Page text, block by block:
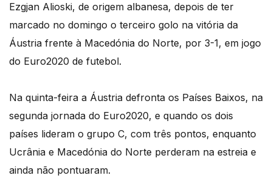
Ezgjan Alioski, de origem albanesa, depois de ter
marcado no domingo o terceiro golo na vitória da
Áustria frente à Macedónia do Norte, por 3-1, em jogo
do Euro2020 de futebol.
Na quinta-feira a Áustria defronta os Países Baixos, na
segunda jornada do Euro2020, e quando os dois
países lideram o grupo C, com três pontos, enquanto
Ucrânia e Macedónia do Norte perderam na estreia e
ainda não pontuaram.